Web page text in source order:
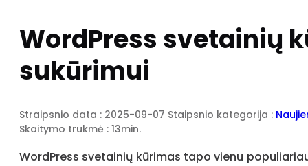
WordPress svetainių
sukūrimui
Straipsnio data : 2025-09-07 Staipsnio kategorija :
Skaitymo trukmė : 13min.
WordPress svetainių kūrimas tapo vienu